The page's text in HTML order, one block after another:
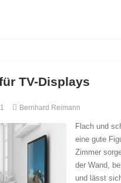
TV-Displays
Bernhard Reimann
Flach und
eine gute
Zimmer
der Wand,
und lässt